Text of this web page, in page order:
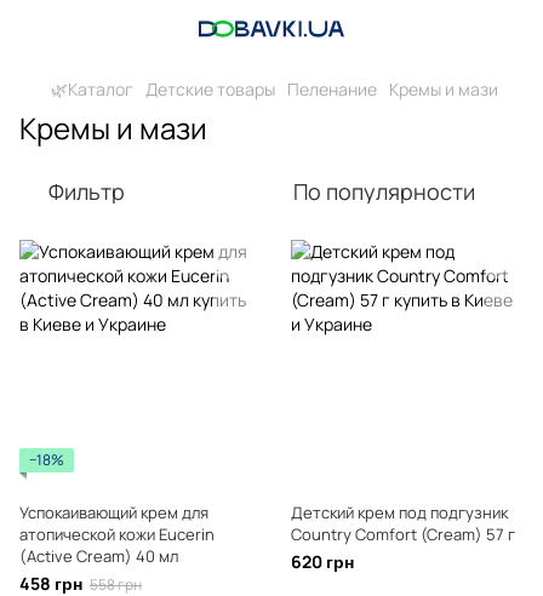
🌿Каталог Детские товары Пеленание Кремы и мази
Кремы и мази
Фильтр По популярности
−18%
Успокаивающий крем для
атопической кожи Eucerin
(Active Cream) 40 мл
458 грн 558 грн
Детский крем под подгузник
Country Comfort (Cream) 57 г
620 грн